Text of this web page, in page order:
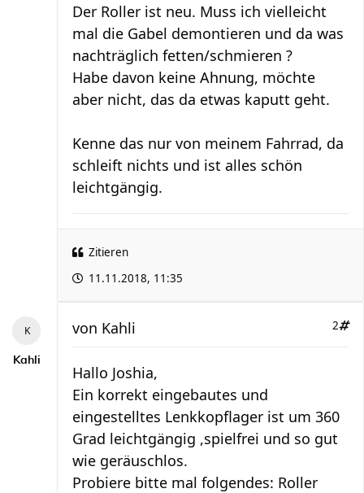
Der Roller ist neu. Muss ich vielleicht
mal die Gabel demontieren und da was
nachträglich fetten/schmieren ?
Habe davon keine Ahnung, möchte
aber nicht, das da etwas kaputt geht.
Kenne das nur von meinem Fahrrad, da
schleift nichts und ist alles schön
leichtgängig.
Zitieren
11.11.2018, 11:35
Kahli
2
von Kahli
Hallo Joshia,
Ein korrekt eingebautes und
eingestelltes Lenkkopflager ist um 360
Grad leichtgängig ,spielfrei und so gut
wie geräuschlos.
Probiere bitte mal folgendes: Roller